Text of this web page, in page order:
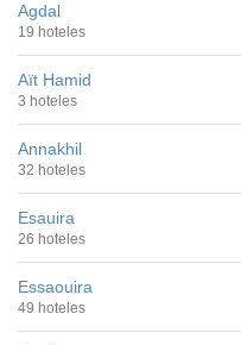
Agdal
19 hoteles
Aït Hamid
3 hoteles
Annakhil
32 hoteles
Esauira
26 hoteles
Essaouira
49 hoteles